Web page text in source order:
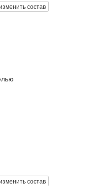
состав
состав